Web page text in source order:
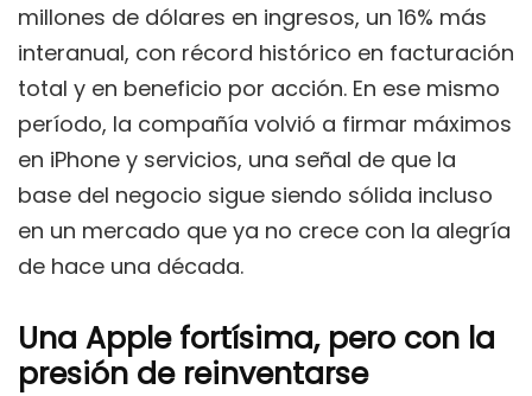
millones de dólares en ingresos, un 16% más
interanual, con récord histórico en facturación
total y en beneficio por acción. En ese mismo
período, la compañía volvió a firmar máximos
en iPhone y servicios, una señal de que la
base del negocio sigue siendo sólida incluso
en un mercado que ya no crece con la alegría
de hace una década.
Una Apple fortísima, pero con la
presión de reinventarse